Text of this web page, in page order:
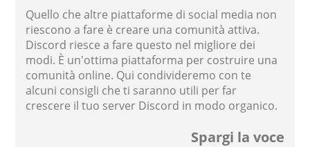
Quello che altre piattaforme di social media non
riescono a fare è creare una comunità attiva.
Discord riesce a fare questo nel migliore dei
modi. È un'ottima piattaforma per costruire una
comunità online. Qui condivideremo con te
alcuni consigli che ti saranno utili per far
crescere il tuo server Discord in modo organico.
Spargi la voce